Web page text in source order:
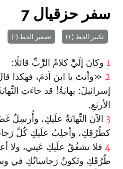
سفر حزقيال 7
تكبير الخط (+) تصغير الخط (-)
1 وكانَ إلَيَّ كلامُ الرَّبِّ قائلًا:
2 «وأنتَ يا ابنَ آدَمَ، فهكذا
إسرائيلَ: نِهايَةٌ! قد جاءَتِ
الأربَعِ.
3 الآنَ النِّهايَةُ علَيكِ، وأُرسِلُ
كطُرُقِكِ، وأجلِبُ علَيكِ كُلَّ
4 فلا تشفُقُ علَيكِ عَيني، ولا
طُرُقَكِ وتَكونُ رَجاساتُكِ في